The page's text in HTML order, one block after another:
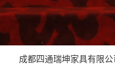
成都四通瑞坤家具有限